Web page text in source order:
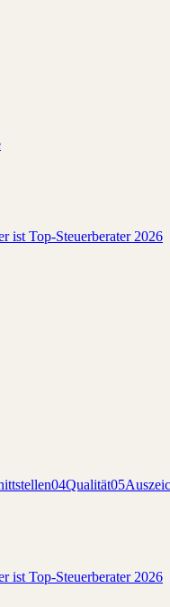
ist Top-Steuerberater 2026
04Qualität05
ist Top-Steuerberater 2026